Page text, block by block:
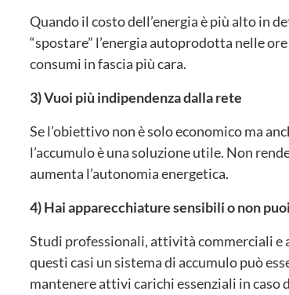
Quando il costo dell’energia è più alto in
“spostare” l’energia autoprodotta nelle
consumi in fascia più cara.
3) Vuoi più indipendenza dalla rete
Se l’obiettivo non è solo economico ma
l’accumulo è una soluzione utile. Non
aumenta l’autonomia energetica.
4) Hai apparecchiature sensibili o non
Studi professionali, attività commerciali e
questi casi un sistema di accumulo può
mantenere attivi carichi essenziali in caso